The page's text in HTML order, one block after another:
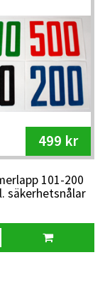
499 kr
101-200
säkerhetsnålar